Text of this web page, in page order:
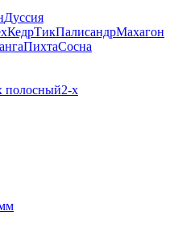
Дуссия
КедрТикПалисандрМахагон
ПихтаСосна
полосный2-х